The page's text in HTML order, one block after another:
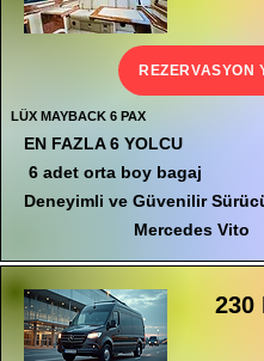
REZERVASYON
LÜX MAYBACK 6 PAX
EN FAZLA 6 YOLCU
6 adet orta boy bagaj
Deneyimli ve Güvenilir
Mercedes Vito
230